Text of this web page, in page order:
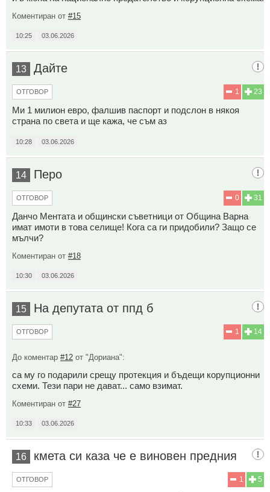
Коментиран от #15
10:25 03.06.2026
13 Дайте
23
1
ОТГОВОР
Ми 1 милион евро, фалшив паспорт и подслон в някоя
страна по света и ще кажа, че съм аз
10:28 03.06.2026
14 Перо
31
0
ОТГОВОР
Данчо Ментата и общински съветници от Община Варна
имат имоти в това селище! Кога са ги придобили? Защо се
мълчи?
Коментиран от #18
10:30 03.06.2026
15 На депутата от ппд б
14
1
ОТГОВОР
До коментар #12 от "Дориана":
са му го подарили срещу протекция и бъдещи корупционни
схеми. Тези пари не дават... само взимат.
Коментиран от #27
10:33 03.06.2026
16 кмета си каза че е виновен предния
5
1
ОТГОВОР